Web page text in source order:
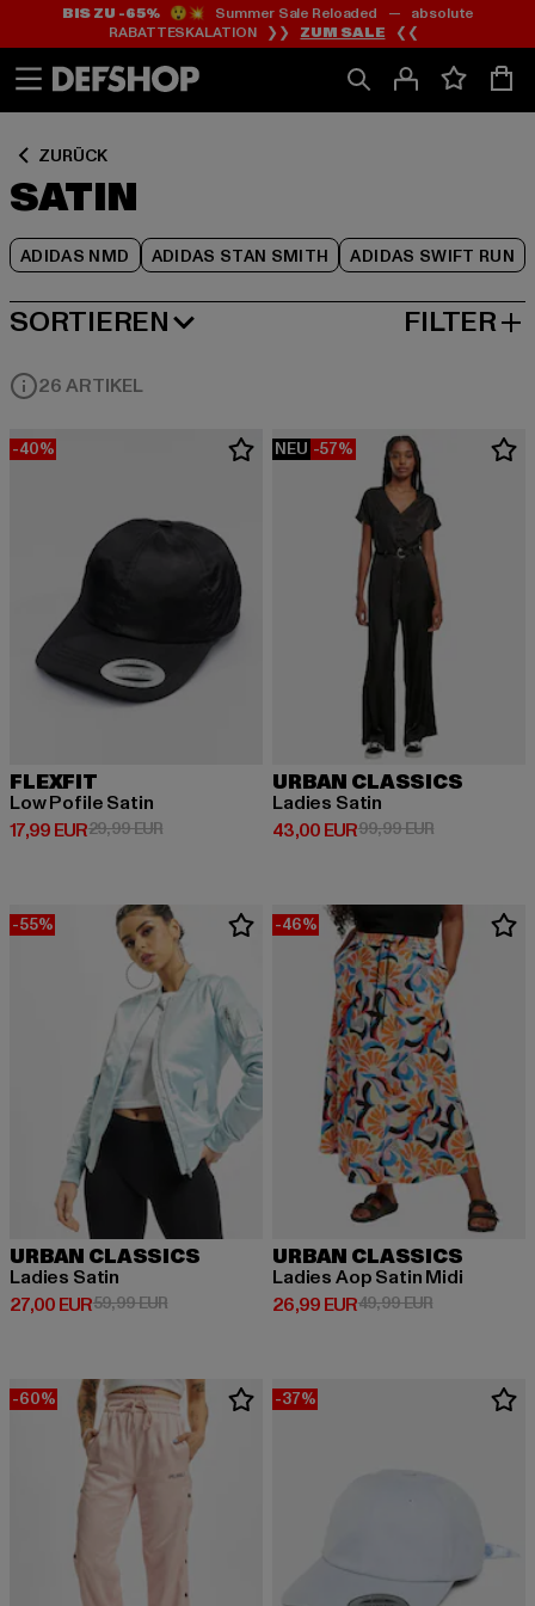
Zum
Inhalt
springen
Zum
Fußzeile
springen
BIS ZU -65%😲💥 Summer Sale Reloaded — absolute
RABATTESKALATION ❯❯ ZUM SALE ❮❮
ZURÜCK
SATIN
ADIDAS NMD ADIDAS STAN SMITH ADIDAS SWIFT RUN
Zum
Produktraster
springen
SORTIEREN
BELIEBTESTE FILTER
26 ARTIKEL
-40%
FLEXFIT
Low Pofile Satin
17,99 EUR
Derzeitiger Preis: 17,99 EUR
29,99 EURAktionspreis: 29,99 EUR
NEU -57%
URBAN CLASSICS
Ladies Satin
43,00 EUR
Derzeitiger Preis: 43,00 EUR
99,99 EURAktionspreis:
-55%
URBAN CLASSICS
Ladies Satin
27,00 EUR
Derzeitiger Preis: 27,00 EUR
59,99 EURAktionspreis: 59,99 EUR
-46%
URBAN CLASSICS
Ladies Aop Satin Midi
26,99 EUR
Derzeitiger Preis: 26,99 EUR
49,99 EURAktionspreis:
-60% -37%